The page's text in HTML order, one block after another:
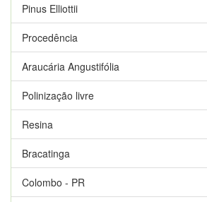
Pinus Elliottii
Procedência
Araucária Angustifólia
Polinização livre
Resina
Bracatinga
Colombo - PR